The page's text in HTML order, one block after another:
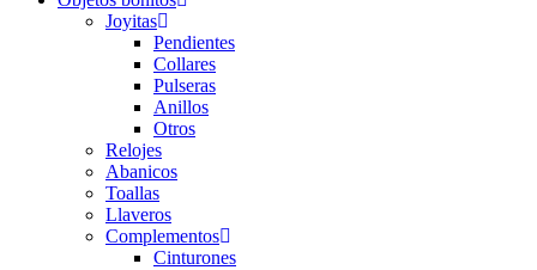
Joyitas
Pendientes
Collares
Pulseras
Anillos
Otros
Relojes
Abanicos
Toallas
Llaveros
Complementos
Cinturones